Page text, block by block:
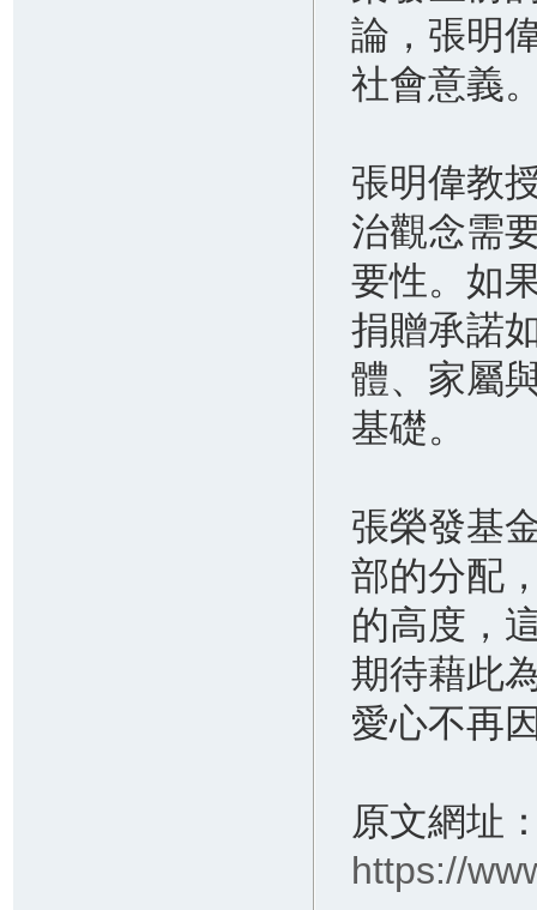
論，張明
社會意義
張明偉教
治觀念需
要性。如
捐贈承諾
體、家屬
基礎。
張榮發基
部的分配
的高度，
期待藉此
愛心不再
原文網址
https://